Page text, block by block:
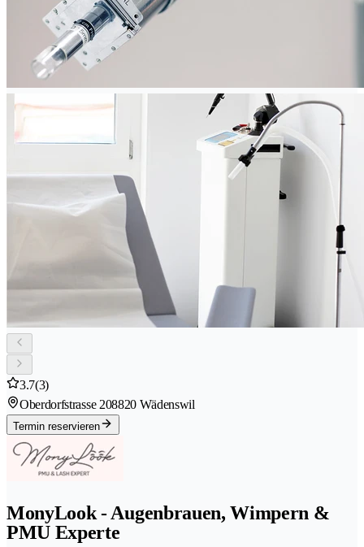
3.7(3)
Oberdorfstrasse 208820 Wädenswil
Termin reservieren
MonyLook - Augenbrauen, Wimpern &
PMU Experte